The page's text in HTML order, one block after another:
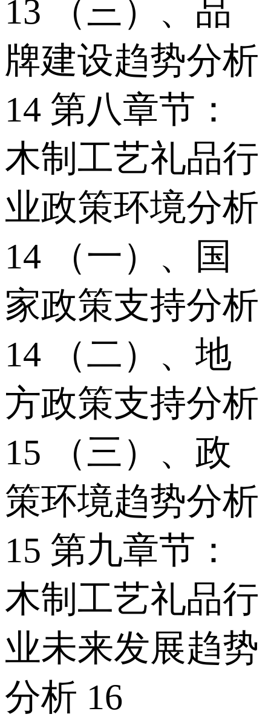
13 （三）、品
牌建设趋势分析
14 第八章节：
木制工艺礼品行
业政策环境分析
14 （一）、国
家政策支持分析
14 （二）、地
方政策支持分析
15 （三）、政
策环境趋势分析
15 第九章节：
木制工艺礼品行
业未来发展趋势
分析 16